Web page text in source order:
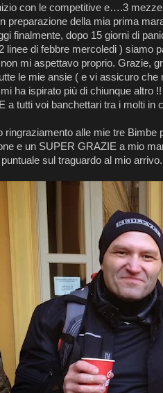
con le competitive e….3
preparazione della mia prima
finalmente, dopo 15 giorni di
linee di febbre mercoledi ) siamo
mi aspettavo proprio. Grazie,
le mie ansie ( e vi assicuro
ha ispirato più di chiunque altro
a tutti voi banchettari tra i molti in
ringraziamento alle mie tre
e un SUPER GRAZIE a mio
sul traguardo al mio arrivo.